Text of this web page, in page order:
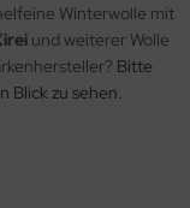
Winterwolle mit
und weiterer Wolle
Bitte
Blick zu sehen.